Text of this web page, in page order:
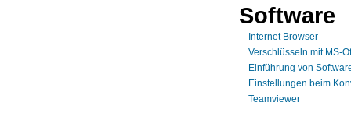
Software
Internet Browser
Verschlüsseln mit MS-
Einführung von
Einstellungen beim
Teamviewer